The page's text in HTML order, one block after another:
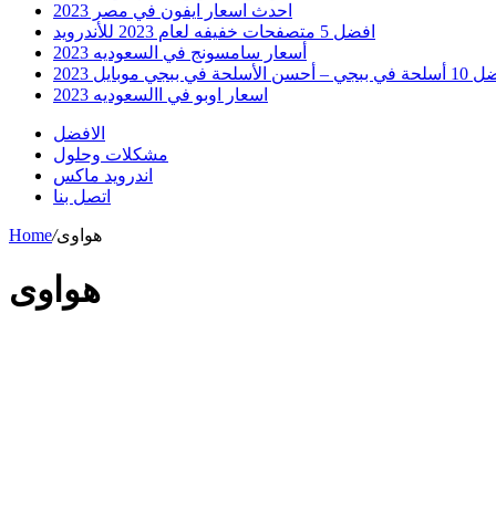
احدث اسعار ايفون في مصر 2023
افضل 5 متصفحات خفيفه لعام 2023 للأندرويد
أسعار سامسونج في السعوديه 2023
الأسلحة في ببجي موبايل 2023
اسعار اوبو في االسعوديه 2023
الافضل
مشكلات وحلول
اندرويد ماكس
اتصل بنا
Home/هواوى
هواوى